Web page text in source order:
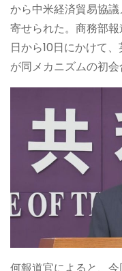
から中米経済貿易協
寄せられた。商務部
日から10日にかけて
が同メカニズムの初会
何報道官によると、